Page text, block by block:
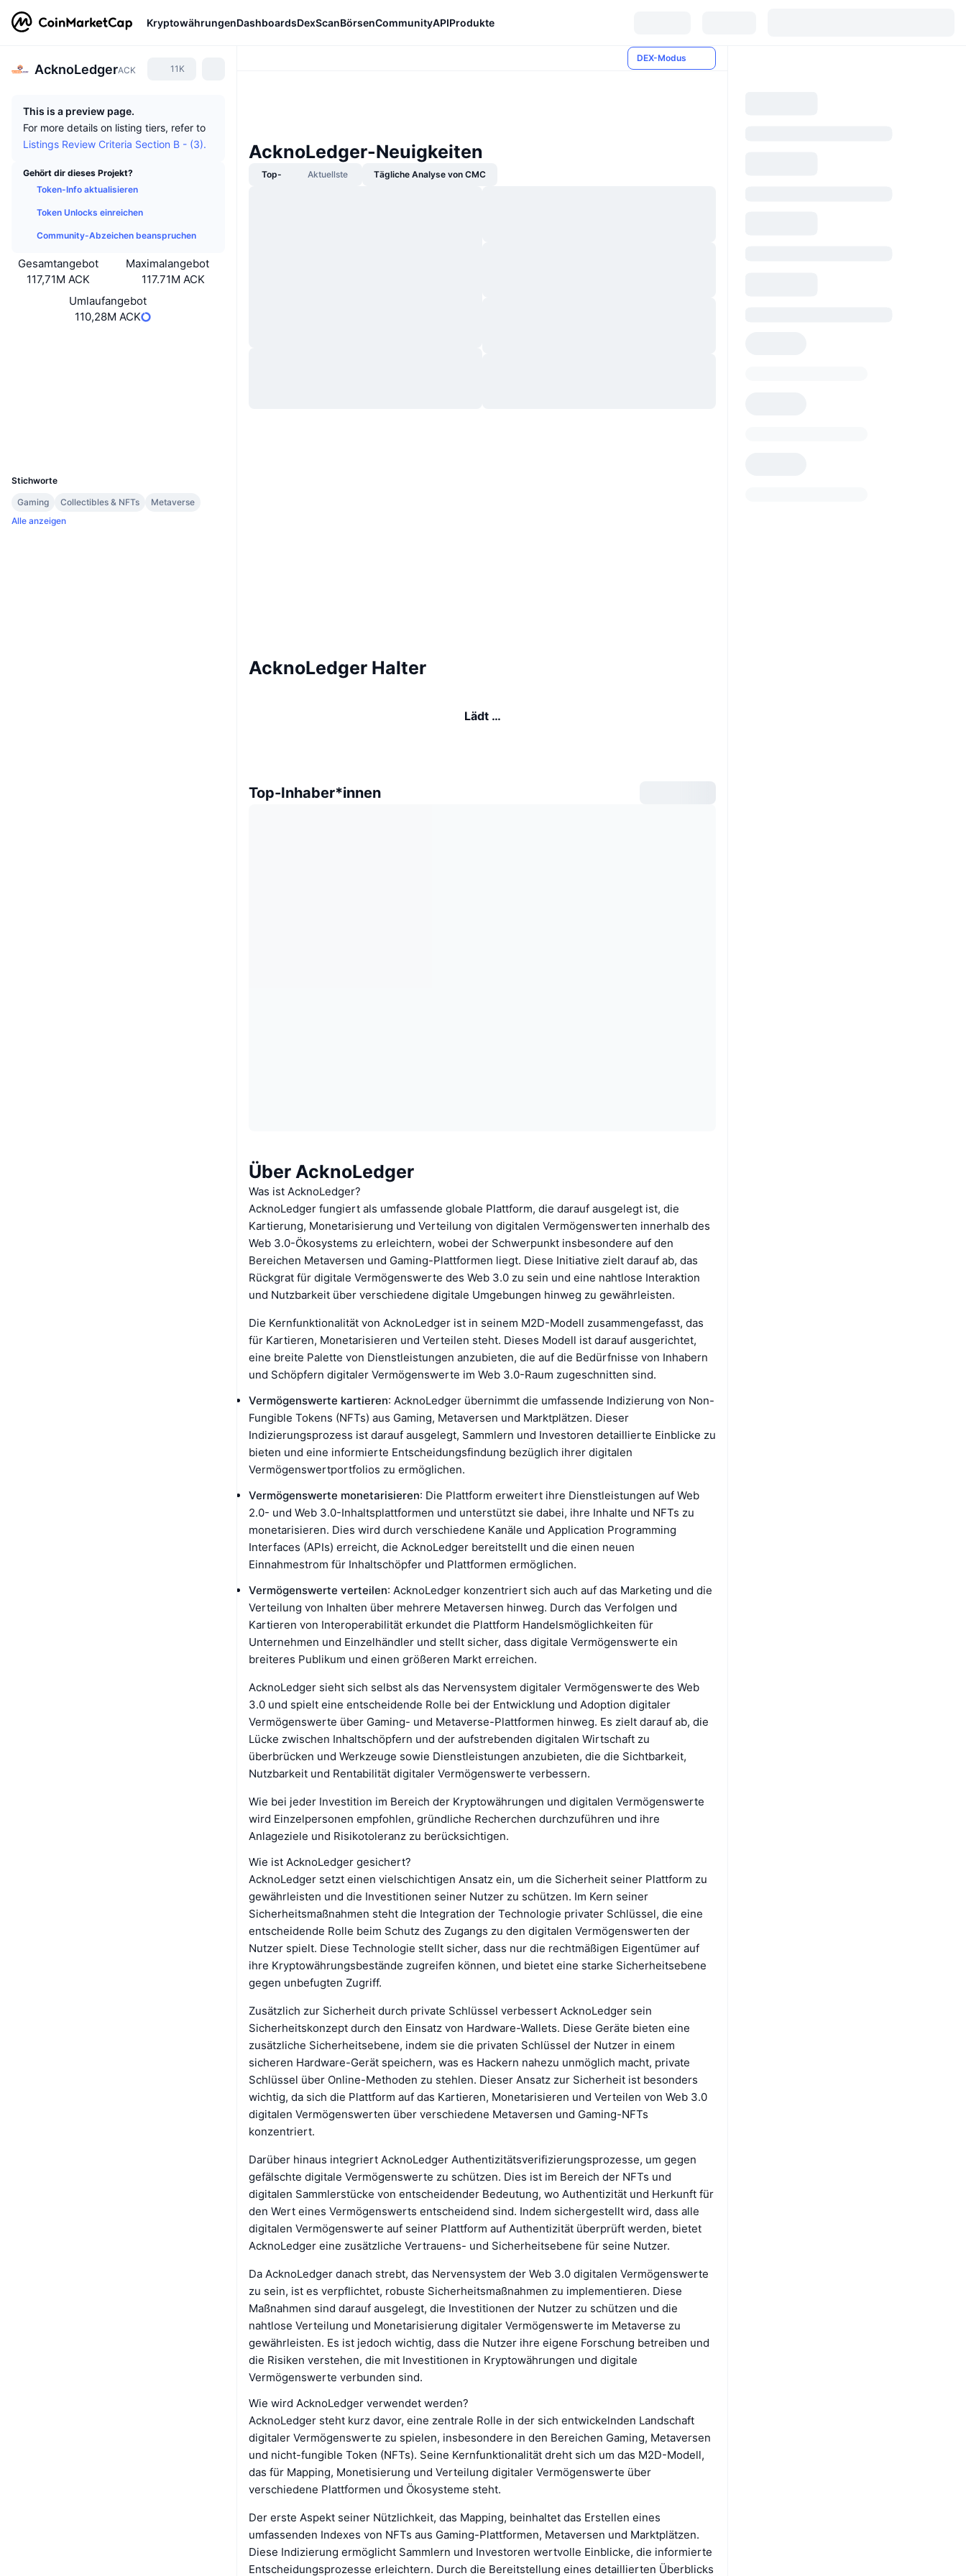
KryptowährungenDashboardsDexScanBörsenCommunityAPIProdukte
AcknoLedgerACK 11K
This is a preview page.
For more details on listing tiers, refer to
Listings Review Criteria Section B - (3).
Gehört dir dieses Projekt?
Token-Info aktualisieren
Token Unlocks einreichen
Community-Abzeichen beanspruchen
Gesamtangebot
117,71M ACK
Maximalangebot
117.71M ACK
Umlaufangebot
110,28M ACK
Stichworte
Gaming
Collectibles & NFTs
Metaverse
Alle anzeigen
DEX-Modus
AcknoLedger-Neuigkeiten
Top- Aktuellste Tägliche Analyse von CMC
AcknoLedger Halter
Lädt …
Top-Inhaber*innen
Über AcknoLedger
Was ist AcknoLedger?
AcknoLedger fungiert als umfassende globale Plattform, die darauf ausgelegt ist, die
Kartierung, Monetarisierung und Verteilung von digitalen Vermögenswerten innerhalb des
Web 3.0-Ökosystems zu erleichtern, wobei der Schwerpunkt insbesondere auf den
Bereichen Metaversen und Gaming-Plattformen liegt. Diese Initiative zielt darauf ab, das
Rückgrat für digitale Vermögenswerte des Web 3.0 zu sein und eine nahtlose Interaktion
und Nutzbarkeit über verschiedene digitale Umgebungen hinweg zu gewährleisten.
Die Kernfunktionalität von AcknoLedger ist in seinem M2D-Modell zusammengefasst, das
für Kartieren, Monetarisieren und Verteilen steht. Dieses Modell ist darauf ausgerichtet,
eine breite Palette von Dienstleistungen anzubieten, die auf die Bedürfnisse von Inhabern
und Schöpfern digitaler Vermögenswerte im Web 3.0-Raum zugeschnitten sind.
Vermögenswerte kartieren: AcknoLedger übernimmt die umfassende Indizierung von Non-
Fungible Tokens (NFTs) aus Gaming, Metaversen und Marktplätzen. Dieser
Indizierungsprozess ist darauf ausgelegt, Sammlern und Investoren detaillierte Einblicke zu
bieten und eine informierte Entscheidungsfindung bezüglich ihrer digitalen
Vermögenswertportfolios zu ermöglichen.
Vermögenswerte monetarisieren: Die Plattform erweitert ihre Dienstleistungen auf Web
2.0- und Web 3.0-Inhaltsplattformen und unterstützt sie dabei, ihre Inhalte und NFTs zu
monetarisieren. Dies wird durch verschiedene Kanäle und Application Programming
Interfaces (APIs) erreicht, die AcknoLedger bereitstellt und die einen neuen
Einnahmestrom für Inhaltschöpfer und Plattformen ermöglichen.
Vermögenswerte verteilen: AcknoLedger konzentriert sich auch auf das Marketing und die
Verteilung von Inhalten über mehrere Metaversen hinweg. Durch das Verfolgen und
Kartieren von Interoperabilität erkundet die Plattform Handelsmöglichkeiten für
Unternehmen und Einzelhändler und stellt sicher, dass digitale Vermögenswerte ein
breiteres Publikum und einen größeren Markt erreichen.
AcknoLedger sieht sich selbst als das Nervensystem digitaler Vermögenswerte des Web
3.0 und spielt eine entscheidende Rolle bei der Entwicklung und Adoption digitaler
Vermögenswerte über Gaming- und Metaverse-Plattformen hinweg. Es zielt darauf ab, die
Lücke zwischen Inhaltschöpfern und der aufstrebenden digitalen Wirtschaft zu
überbrücken und Werkzeuge sowie Dienstleistungen anzubieten, die die Sichtbarkeit,
Nutzbarkeit und Rentabilität digitaler Vermögenswerte verbessern.
Wie bei jeder Investition im Bereich der Kryptowährungen und digitalen Vermögenswerte
wird Einzelpersonen empfohlen, gründliche Recherchen durchzuführen und ihre
Anlageziele und Risikotoleranz zu berücksichtigen.
Wie ist AcknoLedger gesichert?
AcknoLedger setzt einen vielschichtigen Ansatz ein, um die Sicherheit seiner Plattform zu
gewährleisten und die Investitionen seiner Nutzer zu schützen. Im Kern seiner
Sicherheitsmaßnahmen steht die Integration der Technologie privater Schlüssel, die eine
entscheidende Rolle beim Schutz des Zugangs zu den digitalen Vermögenswerten der
Nutzer spielt. Diese Technologie stellt sicher, dass nur die rechtmäßigen Eigentümer auf
ihre Kryptowährungsbestände zugreifen können, und bietet eine starke Sicherheitsebene
gegen unbefugten Zugriff.
Zusätzlich zur Sicherheit durch private Schlüssel verbessert AcknoLedger sein
Sicherheitskonzept durch den Einsatz von Hardware-Wallets. Diese Geräte bieten eine
zusätzliche Sicherheitsebene, indem sie die privaten Schlüssel der Nutzer in einem
sicheren Hardware-Gerät speichern, was es Hackern nahezu unmöglich macht, private
Schlüssel über Online-Methoden zu stehlen. Dieser Ansatz zur Sicherheit ist besonders
wichtig, da sich die Plattform auf das Kartieren, Monetarisieren und Verteilen von Web 3.0
digitalen Vermögenswerten über verschiedene Metaversen und Gaming-NFTs
konzentriert.
Darüber hinaus integriert AcknoLedger Authentizitätsverifizierungsprozesse, um gegen
gefälschte digitale Vermögenswerte zu schützen. Dies ist im Bereich der NFTs und
digitalen Sammlerstücke von entscheidender Bedeutung, wo Authentizität und Herkunft für
den Wert eines Vermögenswerts entscheidend sind. Indem sichergestellt wird, dass alle
digitalen Vermögenswerte auf seiner Plattform auf Authentizität überprüft werden, bietet
AcknoLedger eine zusätzliche Vertrauens- und Sicherheitsebene für seine Nutzer.
Da AcknoLedger danach strebt, das Nervensystem der Web 3.0 digitalen Vermögenswerte
zu sein, ist es verpflichtet, robuste Sicherheitsmaßnahmen zu implementieren. Diese
Maßnahmen sind darauf ausgelegt, die Investitionen der Nutzer zu schützen und die
nahtlose Verteilung und Monetarisierung digitaler Vermögenswerte im Metaverse zu
gewährleisten. Es ist jedoch wichtig, dass die Nutzer ihre eigene Forschung betreiben und
die Risiken verstehen, die mit Investitionen in Kryptowährungen und digitale
Vermögenswerte verbunden sind.
Wie wird AcknoLedger verwendet werden?
AcknoLedger steht kurz davor, eine zentrale Rolle in der sich entwickelnden Landschaft
digitaler Vermögenswerte zu spielen, insbesondere in den Bereichen Gaming, Metaversen
und nicht-fungible Token (NFTs). Seine Kernfunktionalität dreht sich um das M2D-Modell,
das für Mapping, Monetisierung und Verteilung digitaler Vermögenswerte über
verschiedene Plattformen und Ökosysteme steht.
Der erste Aspekt seiner Nützlichkeit, das Mapping, beinhaltet das Erstellen eines
umfassenden Indexes von NFTs aus Gaming-Plattformen, Metaversen und Marktplätzen.
Diese Indizierung ermöglicht Sammlern und Investoren wertvolle Einblicke, die informierte
Entscheidungsprozesse erleichtern. Durch die Bereitstellung eines detaillierten Überblicks